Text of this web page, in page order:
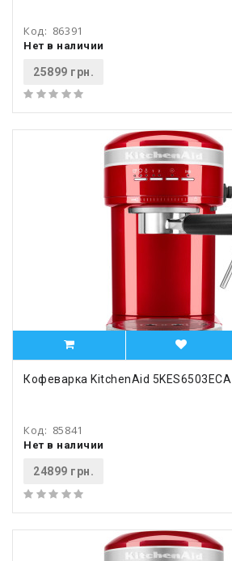
Код: 86391
Нет в наличии
25899 грн.
Кофеварка KitchenAid 5KES6503ECA
Код: 85841
Нет в наличии
24899 грн.